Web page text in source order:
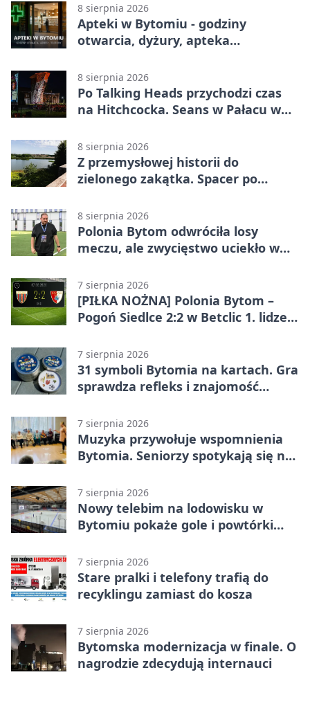
8 sierpnia 2026
Apteki w Bytomiu - godziny
otwarcia, dyżury, apteka
8 sierpnia 2026
Po Talking Heads przychodzi czas
na Hitchcocka. Seans w Pałacu w
8 sierpnia 2026
Z przemysłowej historii do
zielonego zakątka. Spacer po
8 sierpnia 2026
Polonia Bytom odwróciła losy
meczu, ale zwycięstwo uciekło w
7 sierpnia 2026
[PIŁKA NOŻNA] Polonia Bytom –
Pogoń Siedlce 2:2 w Betclic 1. lidze.
ale stracili zwycięstwo
7 sierpnia 2026
31 symboli Bytomia na kartach. Gra
sprawdza refleks i znajomość
7 sierpnia 2026
Muzyka przywołuje wspomnienia
Bytomia. Seniorzy spotykają się na
7 sierpnia 2026
Nowy telebim na lodowisku w
Bytomiu pokaże gole i powtórki
7 sierpnia 2026
Stare pralki i telefony trafią do
recyklingu zamiast do kosza
7 sierpnia 2026
Bytomska modernizacja w finale. O
nagrodzie zdecydują internauci